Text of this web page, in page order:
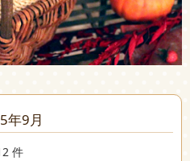
年9月
件